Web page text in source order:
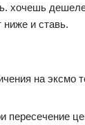
хочешь
ниже и ставь.
на эксмо
пересечение